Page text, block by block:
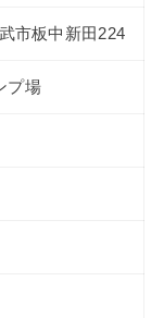
市板中新田224
プ場